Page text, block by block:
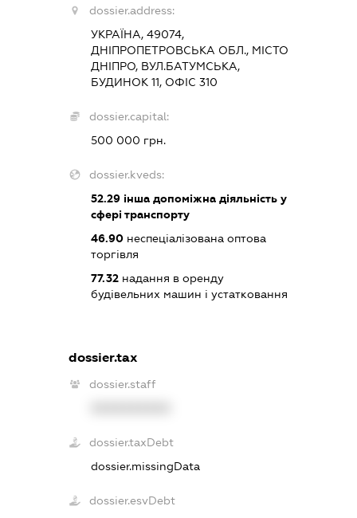
dossier.address:
УКРАЇНА, 49074,
ДНІПРОПЕТРОВСЬКА ОБЛ., МІСТО
ДНІПРО, ВУЛ.БАТУМСЬКА,
БУДИНОК 11, ОФІС 310
dossier.capital:
500 000 грн.
dossier.kveds:
52.29інша допоміжна діяльність у
сфері транспорту
46.90неспеціалізована оптова
торгівля
77.32надання в оренду
будівельних машин і устатковання
dossier.tax
dossier.staff
dossier.taxDebt
dossier.missingData
dossier.esvDebt